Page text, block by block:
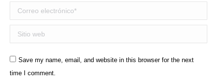
Correo electrónico *
Sitio web
Save my name, email, and website in this browser for the next
time I comment.